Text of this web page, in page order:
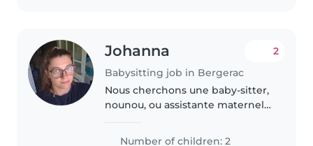
Johanna
Babysitting job in Bergerac
2
Nous cherchons une baby-sitter,
nounou, ou assistante maternelle
enfants, un enfant en âge
Number of children: 2